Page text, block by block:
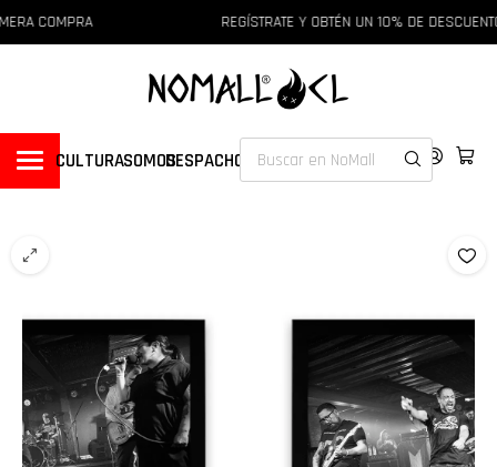
COMPRA REGÍSTRATE Y OBTÉN UN 10% DE
CULTURASOMOSDESPACHOS